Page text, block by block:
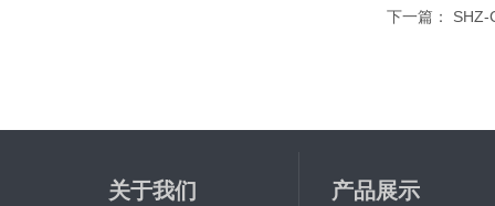
下一篇： SHZ-
关于我们 产品展示